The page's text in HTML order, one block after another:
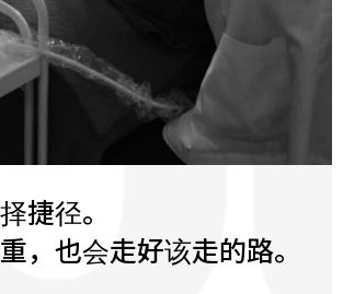
捷径。
，也会走好该走的路。